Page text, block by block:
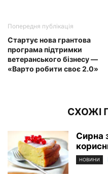
Попередня публікація
Стартує нова грантова
програма підтримки
ветеранського бізнесу —
«Варто робити своє 2.0»
СХОЖІ
Сирна
НОВИНИ